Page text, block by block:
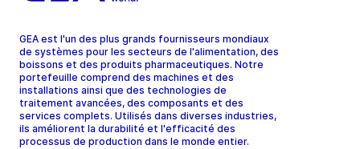
GEA est l'un des plus grands fournisseurs mondiaux
de systèmes pour les secteurs de l'alimentation, des
boissons et des produits pharmaceutiques. Notre
portefeuille comprend des machines et des
installations ainsi que des technologies de
traitement avancées, des composants et des
services complets. Utilisés dans diverses industries,
ils améliorent la durabilité et l'efficacité des
processus de production dans le monde entier.